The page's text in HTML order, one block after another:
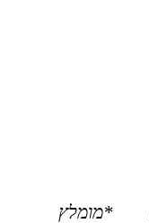
*מומלץ